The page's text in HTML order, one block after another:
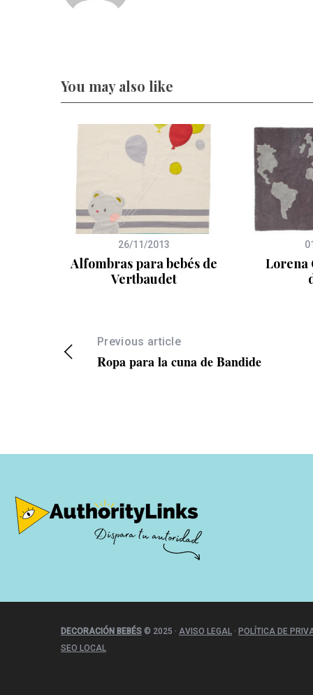
You may also like
26/11/2013
Alfombras para bebés de
Vertbaudet
Lorena
Previous article
Ropa para la cuna de Bandide
DECORACIÓN BEBÉS © 2025 · AVISO LEGAL · POLÍTICA DE
SEO LOCAL